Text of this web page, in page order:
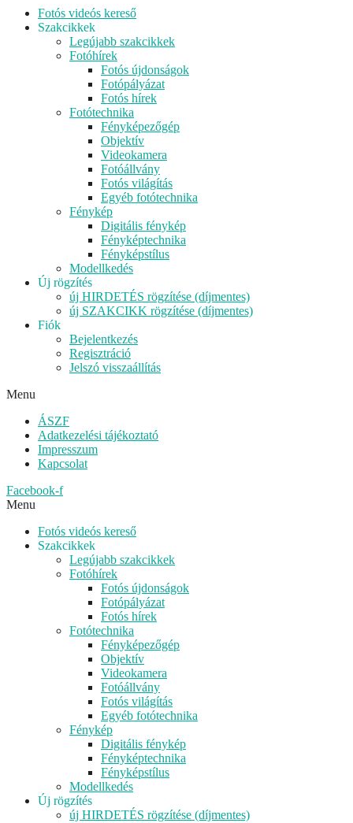
Fotós videós kereső
Szakcikkek
Legújabb szakcikkek
Fotóhírek
Fotós újdonságok
Fotópályázat
Fotós hírek
Fotótechnika
Fényképezőgép
Objektív
Videokamera
Fotóállvány
Fotós világítás
Egyéb fotótechnika
Fénykép
Digitális fénykép
Fényképtechnika
Fényképstílus
Modellkedés
Új rögzítés
új HIRDETÉS rögzítése (díjmentes)
új SZAKCIKK rögzítése (díjmentes)
Fiók
Bejelentkezés
Regisztráció
Jelszó visszaállítás
Menu
ÁSZF
Adatkezelési tájékoztató
Impresszum
Kapcsolat
Facebook-f
Menu
Fotós videós kereső
Szakcikkek
Legújabb szakcikkek
Fotóhírek
Fotós újdonságok
Fotópályázat
Fotós hírek
Fotótechnika
Fényképezőgép
Objektív
Videokamera
Fotóállvány
Fotós világítás
Egyéb fotótechnika
Fénykép
Digitális fénykép
Fényképtechnika
Fényképstílus
Modellkedés
Új rögzítés
új HIRDETÉS rögzítése (díjmentes)